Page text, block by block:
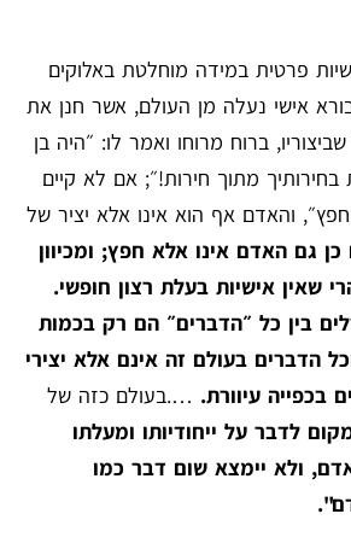
פרטית במידה מוחלטת באלוקים
אישי נעלה מן העולם, אשר חנן את
ברוח מרוחו ואמר לו: ״היה בן
בחירותיך מתוך חירות!״; אם לא קיים
והאדם אף הוא אינו אלא יציר של
גם האדם אינו אלא חפץ; ומכיוון
שאין אישיות בעלת רצון חופשי.
בין כל ״הדברים״ הם רק בכמות
הדברים בעולם זה אינם אלא יצירי
בכפייה עיוורת. ….בעולם כזה של
לדבר על ייחודיותו ומעלתו
ולא יימצא שום דבר כמו